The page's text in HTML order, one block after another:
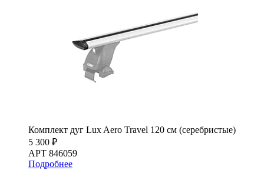
Комплект дуг Lux Aero Travel 120 см (серебристые)
5 300 ₽
АРТ 846059
Подробнее